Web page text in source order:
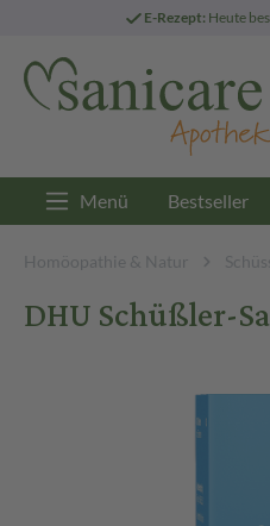
E-Rezept: Heute
Menü Bestseller
Homöopathie & Natur
DHU Schüßler-